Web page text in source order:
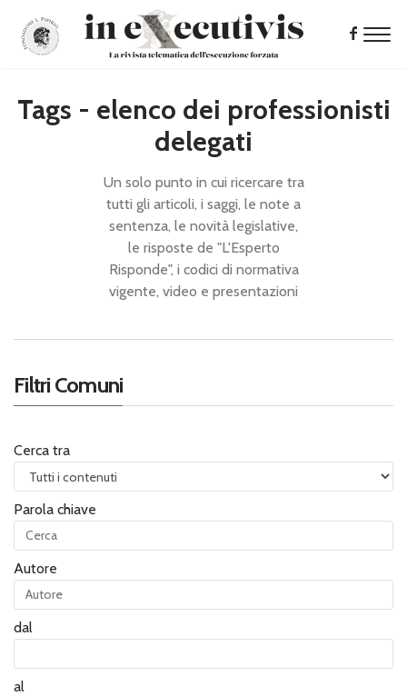
Tags - elenco dei professionisti
delegati
Un solo punto in cui ricercare tra
tutti gli articoli, i saggi, le note a
sentenza, le novità legislative,
le risposte de "L'Esperto
Risponde", i codici di normativa
vigente, video e presentazioni
Filtri Comuni
Cerca tra
Parola chiave
Autore
dal
al